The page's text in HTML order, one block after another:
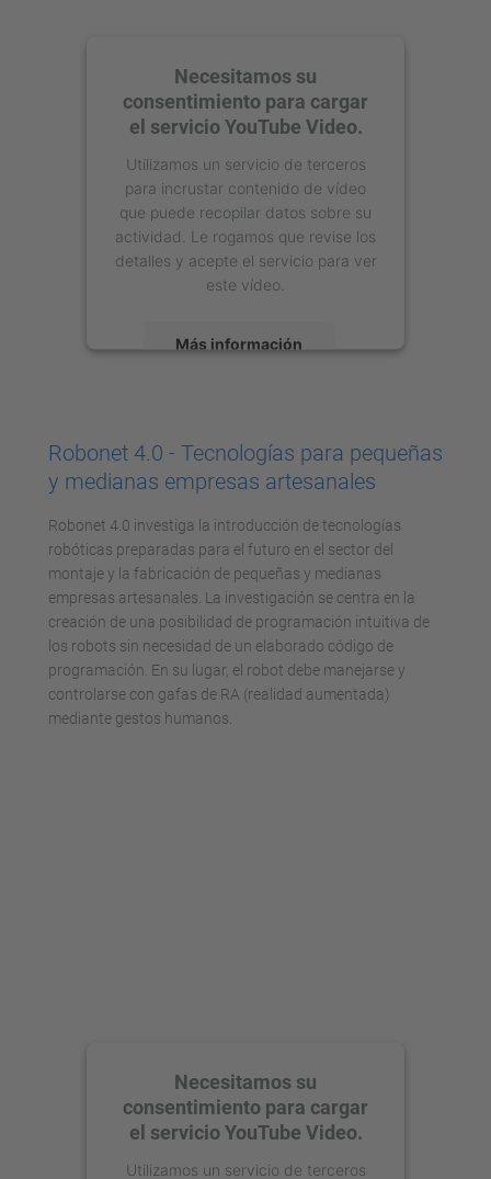
Necesitamos su
consentimiento para cargar
el servicio YouTube Video.
Utilizamos un servicio de terceros
para incrustar contenido de vídeo
que puede recopilar datos sobre su
actividad. Le rogamos que revise los
detalles y acepte el servicio para ver
este vídeo.
Más información
Usercentrics Consent
Management Platform
Robonet 4.0 - Tecnologías para pequeñas
y medianas empresas artesanales
Robonet 4.0 investiga la introducción de tecnologías
robóticas preparadas para el futuro en el sector del
montaje y la fabricación de pequeñas y medianas
empresas artesanales. La investigación se centra en la
creación de una posibilidad de programación intuitiva de
los robots sin necesidad de un elaborado código de
programación. En su lugar, el robot debe manejarse y
controlarse con gafas de RA (realidad aumentada)
mediante gestos humanos.
Necesitamos su
consentimiento para cargar
el servicio YouTube Video.
Utilizamos un servicio de terceros